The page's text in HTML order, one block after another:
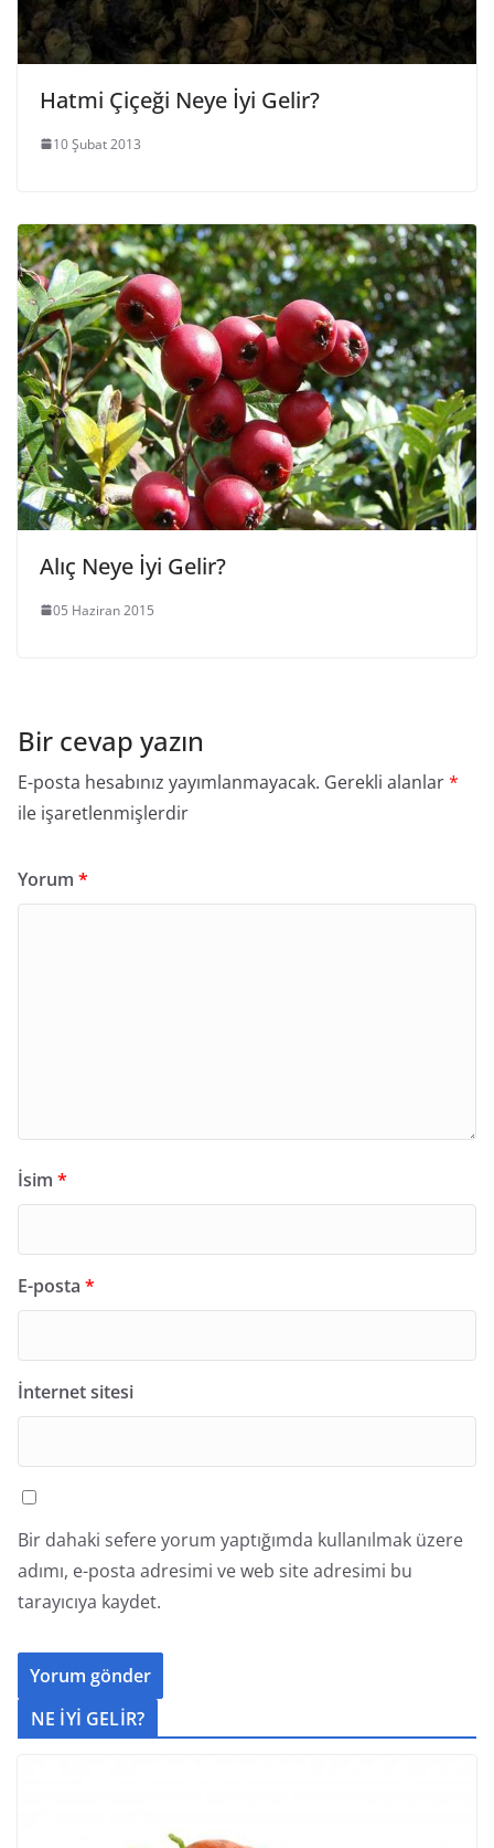
Hatmi Çiçeği Neye İyi Gelir?
10 Şubat 2013
Alıç Neye İyi Gelir?
05 Haziran 2015
Bir cevap yazın
E-posta hesabınız yayımlanmayacak. Gerekli alanlar*
ile işaretlenmişlerdir
Yorum *
İsim *
E-posta *
İnternet sitesi
Bir dahaki sefere yorum yaptığımda kullanılmak üzere
adımı, e-posta adresimi ve web site adresimi bu
tarayıcıya kaydet.
NE İYİ GELİR?